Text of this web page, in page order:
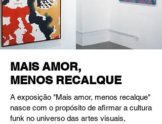
MAIS AMOR,
MENOS RECALQUE
A exposição "Mais amor, menos recalque"
nasce com o propósito de afirmar a cultura
funk no universo das artes visuais,